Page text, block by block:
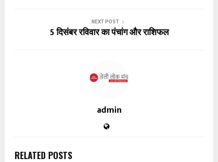
NEXT POST
5 दिसंबर रविवार का पंचांग और राशिफल
admin
RELATED POSTS